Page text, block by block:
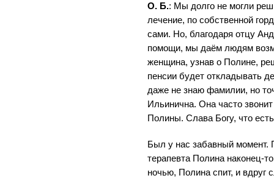
О. Б.: Мы долго не могли
лечение, по собственной
сами. Но, благодаря отцу
помощи, мы даём людям
женщина, узнав о Полине,
пенсии будет откладывать
даже не знаю фамилии, но
Ильинична. Она часто
Полины. Слава Богу, что
Был у нас забавный момент.
терапевта Полина наконец-
ночью, Полина спит, и